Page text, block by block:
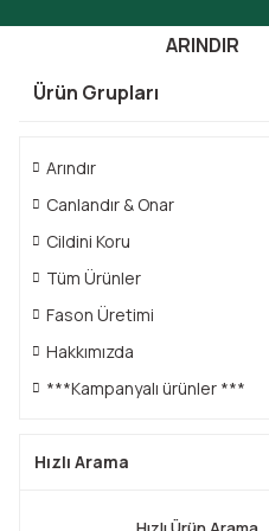
ARINDIR
Ürün Grupları
Arındır
Canlandır & Onar
Cildini Koru
Tüm Ürünler
Fason Üretimi
Hakkımızda
***Kampanyalı ürünler ***
Hızlı Arama